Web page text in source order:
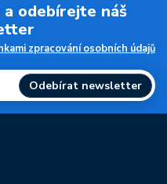
odebírejte náš
zpracování osobních údajů
Odebírat newsletter